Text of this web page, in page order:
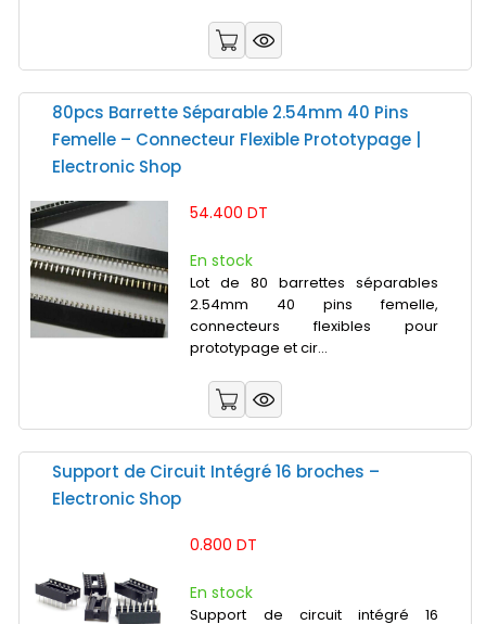
80pcs Barrette Séparable 2.54mm 40 Pins
Femelle – Connecteur Flexible Prototypage |
Electronic Shop
54.400 DT
En stock
Lot de 80 barrettes séparables
2.54mm 40 pins femelle,
connecteurs flexibles pour
prototypage et cir...
Support de Circuit Intégré 16 broches –
Electronic Shop
0.800 DT
En stock
Support de circuit intégré 16